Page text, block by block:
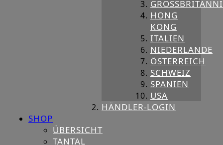
HONG
KONG
ITALIEN
NIEDERLANDE
ÖSTERREICH
SCHWEIZ
SPANIEN
USA
HÄNDLER-LOGIN
SHOP
ÜBERSICHT
TANTAL